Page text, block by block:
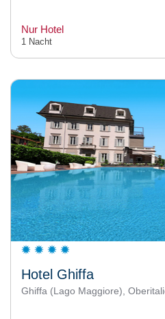
Nur Hotel
1 Nacht
Hotel Ghiffa
Ghiffa (Lago Maggiore),